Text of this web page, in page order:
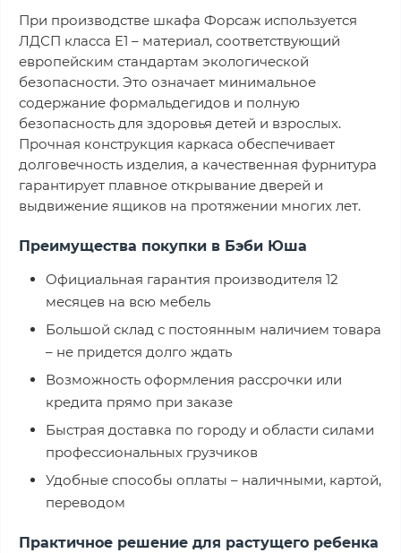
При производстве шкафа Форсаж используется
ЛДСП класса Е1 – материал, соответствующий
европейским стандартам экологической
безопасности. Это означает минимальное
содержание формальдегидов и полную
безопасность для здоровья детей и взрослых.
Прочная конструкция каркаса обеспечивает
долговечность изделия, а качественная фурнитура
гарантирует плавное открывание дверей и
выдвижение ящиков на протяжении многих лет.
Преимущества покупки в Бэби Юша
Официальная гарантия производителя 12
месяцев на всю мебель
Большой склад с постоянным наличием товара
– не придется долго ждать
Возможность оформления рассрочки или
кредита прямо при заказе
Быстрая доставка по городу и области силами
профессиональных грузчиков
Удобные способы оплаты – наличными, картой,
переводом
Практичное решение для растущего ребенка